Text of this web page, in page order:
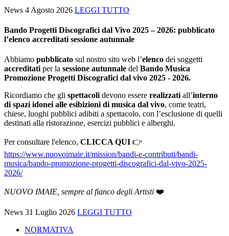
News 4 Agosto 2026 LEGGI TUTTO
Bando Progetti Discografici dal Vivo 2025 – 2026: pubblicato
l’elenco accreditati sessione autunnale
Abbiamo pubblicato sul nostro sito web l’elenco dei soggetti
accreditati per la sessione autunnale del Bando Musica
Promozione Progetti Discografici dal vivo 2025 - 2026.
Ricordiamo che gli spettacoli devono essere realizzati all’interno
di spazi idonei alle esibizioni di musica dal vivo, come teatri,
chiese, luoghi pubblici adibiti a spettacolo, con l’esclusione di quelli
destinati alla ristorazione, esercizi pubblici e alberghi.
Per consultare l'elenco, CLICCA QUI 👉
https://www.nuovoimaie.it/mission/bandi-e-contributi/bandi-
musica/bando-promozione-progetti-discografici-dal-vivo-2025-
2026/
NUOVO IMAIE, sempre al fianco degli Artisti ❤️
News 31 Luglio 2026 LEGGI TUTTO
NORMATIVA